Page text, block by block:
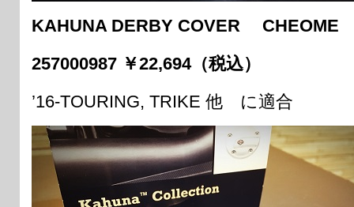
KAHUNA DERBY COVER CHEOME
257000987 ￥22,694（税込）
’16-TOURING, TRIKE 他 に適合